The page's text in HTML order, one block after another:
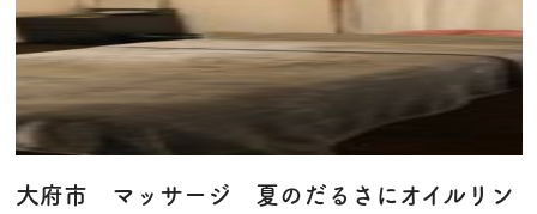
大府市 マッサージ 夏のだるさにオイルリン